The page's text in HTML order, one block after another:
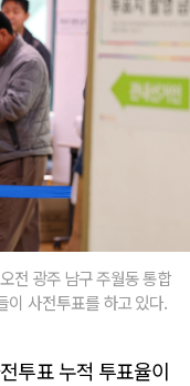
전 광주 남구 주월동 통합
이 사전투표를 하고 있다.
투표 누적 투표율이